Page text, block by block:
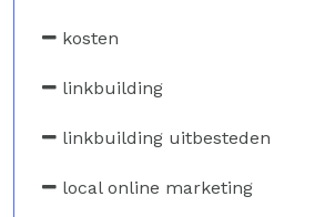
kosten
linkbuilding
linkbuilding uitbesteden
local online marketing